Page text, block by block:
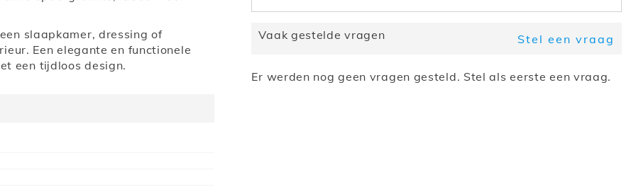
slaapkamer, dressing of
Een elegante en functionele
een tijdloos design.
Vaak gestelde vragen Stel een vraag
Er werden nog geen vragen gesteld. Stel als eerste een vraag.